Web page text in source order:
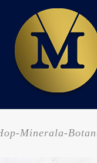
Minerala-